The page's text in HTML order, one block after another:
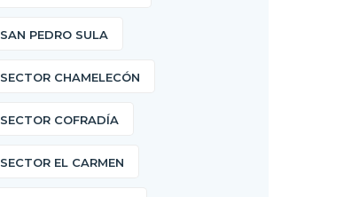
SAN PEDRO SULA
SECTOR CHAMELECÓN
SECTOR COFRADÍA
SECTOR EL CARMEN